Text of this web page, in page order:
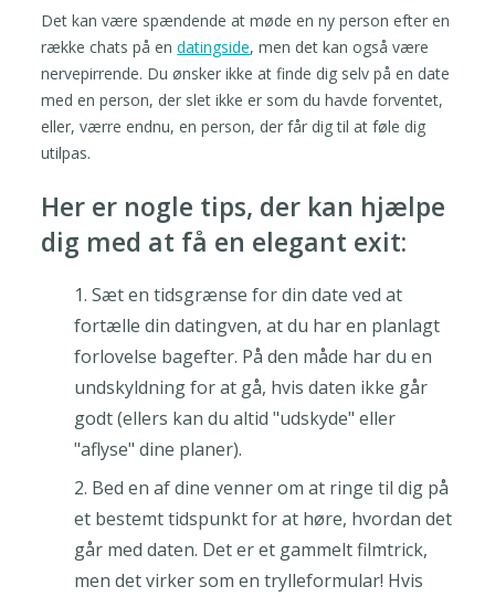
Det kan være spændende at møde en ny person efter en
række chats på endatingside, men det kan også være
nervepirrende. Du ønsker ikke at finde dig selv på en date
med en person, der slet ikke er som du havde forventet,
eller, værre endnu, en person, der får dig til at føle dig
utilpas.
Her er nogle tips, der kan hjælpe
dig med at få en elegant exit:
Sæt en tidsgrænse for din date ved at
fortælle din datingven, at du har en planlagt
forlovelse bagefter. På den måde har du en
undskyldning for at gå, hvis daten ikke går
godt (ellers kan du altid "udskyde" eller
"aflyse" dine planer).
Bed en af dine venner om at ringe til dig på
et bestemt tidspunkt for at høre, hvordan det
går med daten. Det er et gammelt filmtrick,
men det virker som en trylleformular! Hvis